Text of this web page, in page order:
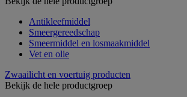
Antikleefmiddel
Smeergereedschap
Smeermiddel en losmaakmiddel
Vet en olie
Zwaailicht en voertuig producten
Bekijk de hele productgroep